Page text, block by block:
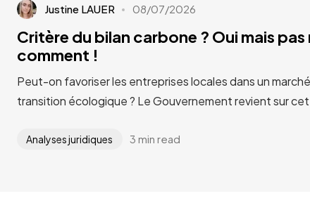
Justine LAUER 08/07/2026
Critère du bilan carbone ? Oui mais
comment !
Peut-on favoriser les entreprises locales dans un
transition écologique ? Le Gouvernement revient sur
Analyses juridiques 3 min read